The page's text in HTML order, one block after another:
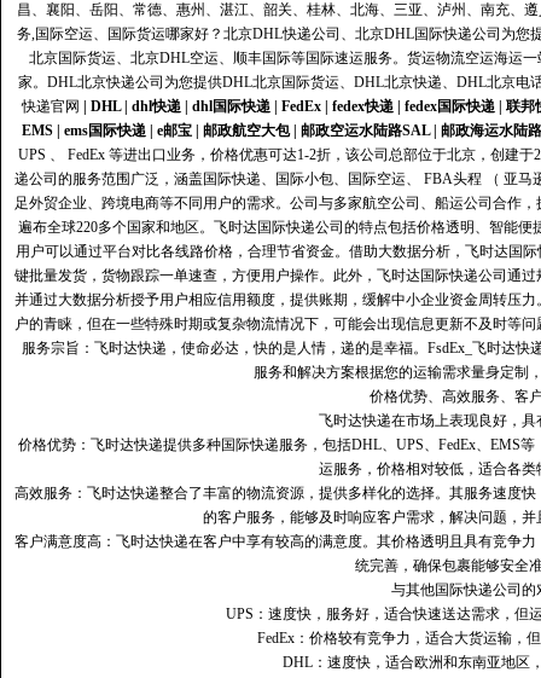
昌、襄阳、岳阳、常德、惠州、湛江、韶关、桂林、北海、三亚、泸州、南充、
务,国际空运、国际货运哪家好？北京DHL快递公司、北京DHL国际快递公司为
北京国际货运、北京DHL空运、顺丰国际等国际速运服务。货运物流空运海运
家。DHL北京快递公司为您提供DHL北京国际货运、DHL北京快递、DHL北京电
快递官网
DHL| dhl快递| dhl国际快递| FedEx| fedex快递| fedex国际快递| 联邦
EMS| ems国际快递| e邮宝| 邮政航空大包| 邮政空运水陆路SAL| 邮政海运水陆路
UPS 、 FedEx 等进出口业务，价格优惠可达1-2折，该公司总部位于北京，创建
递公司的服务范围广泛，涵盖国际快递、国际小包、国际空运、 FBA头程 （ 亚
足外贸企业、跨境电商等不同用户的需求。公司与多家航空公司、船运公司合作
遍布全球220多个国家和地区。飞时达国际快递公司的特点包括价格透明、智能
用户可以通过平台对比各线路价格，合理节省资金。借助大数据分析，飞时达国
键批量发货，货物跟踪一单速查，方便用户操作。此外，飞时达国际快递公司通
并通过大数据分析授予用户相应信用额度，提供账期，缓解中小企业资金周转压
户的青睐，但在一些特殊时期或复杂物流情况下，可能会出现信息更新不及时等
服务宗旨：飞时达快递，使命必达，快的是人情，递的是幸福。FsdEx_飞时达
服务和解决方案根据您的运输需求量身定制
价格优势、高效服务、客
飞时达快递在市场上表现良好，
价格优势：飞时达快递提供多种国际快递服务，包括DHL、UPS、FedEx、EMS
运服务，价格相对较低，适合各
高效服务：飞时达快递整合了丰富的物流资源，提供多样化的选择。其服务速度
的客户服务，能够及时响应客户需求，解决问题，
客户满意度高‌：飞时达快递在客户中享有较高的满意度。其价格透明且具有竞争
统完善，确保包裹能够安全
与其他国际快递公司的
UPS：速度快，服务好，适合快速送达需求，但
FedEx：价格较有竞争力，适合大货运输，
DHL：速度快，适合欧洲和东南亚地区